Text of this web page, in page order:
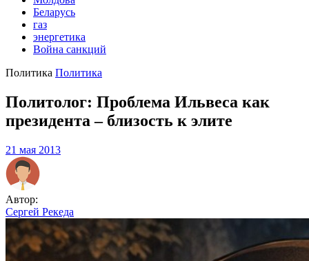
Беларусь
газ
энергетика
Война санкций
Политика Политика
Политолог: Проблема Ильвеса как
президента – близость к элите
21 мая 2013
Автор:
Сергей Рекеда